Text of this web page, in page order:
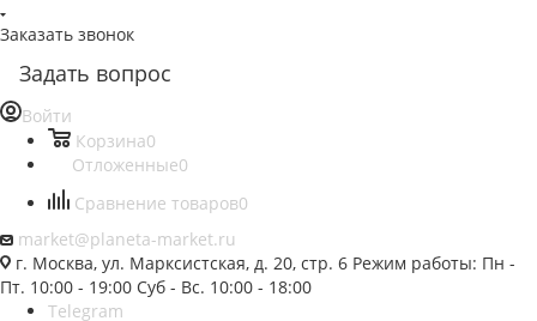
Заказать звонок
Задать вопрос
Войти
Корзина0
Отложенные0
Сравнение товаров0
market@planeta-market.ru
г. Москва, ул. Марксистская, д. 20, стр. 6 Режим работы: Пн -
Пт. 10:00 - 19:00 Суб - Вс. 10:00 - 18:00
Telegram